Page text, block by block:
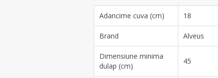
Adancime cuva (cm) 18
Brand Alveus
Dimensiune minima
dulap (cm)
45